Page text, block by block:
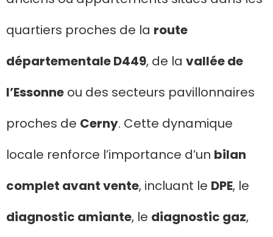
quartiers proches de la route
départementale D449, de la vallée de
l’Essonne ou des secteurs pavillonnaires
proches de Cerny. Cette dynamique
locale renforce l’importance d’un bilan
complet avant vente, incluant le DPE, le
diagnostic amiante, le diagnostic gaz,